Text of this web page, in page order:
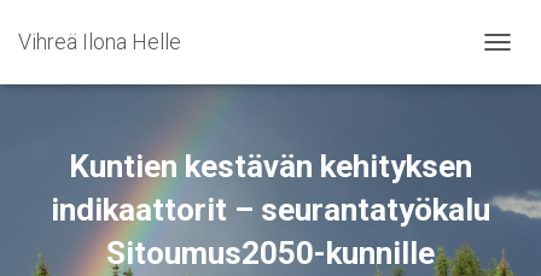
Vihreä Ilona Helle
Kuntien kestävän kehityksen
indikaattorit – seurantatyökalu
Sitoumus2050-kunnille